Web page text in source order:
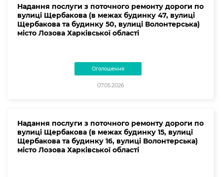
Надання послуги з поточного ремонту дороги по
вулиці Щербакова (в межах будинку 47, вулиці
Щербакова та будинку 50, вулиці Волонтерська)
місто Лозова Харківської області
Оголошення
07.05.2026
Надання послуги з поточного ремонту дороги по
вулиці Щербакова (в межах будинку 15, вулиці
Щербакова та будинку 16, вулиці Волонтерська)
місто Лозова Харківської області